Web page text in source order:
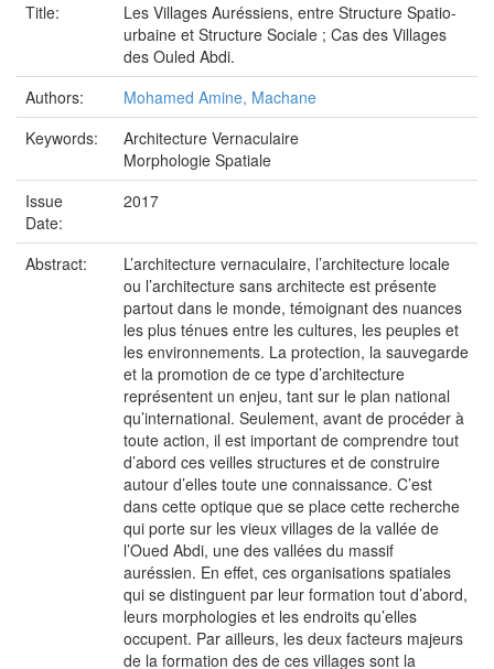
Title:
Les Villages Auréssiens, entre Structure Spatio-
urbaine et Structure Sociale ; Cas des Villages
des Ouled Abdi.
Authors:
Mohamed Amine, Machane
Keywords:
Architecture Vernaculaire
Morphologie Spatiale
Issue
Date:
2017
Abstract:
L’architecture vernaculaire, l’architecture locale
ou l’architecture sans architecte est présente
partout dans le monde, témoignant des nuances
les plus ténues entre les cultures, les peuples et
les environnements. La protection, la sauvegarde
et la promotion de ce type d’architecture
représentent un enjeu, tant sur le plan national
qu’international. Seulement, avant de procéder à
toute action, il est important de comprendre tout
d’abord ces veilles structures et de construire
autour d’elles toute une connaissance. C’est
dans cette optique que se place cette recherche
qui porte sur les vieux villages de la vallée de
l’Oued Abdi, une des vallées du massif
auréssien. En effet, ces organisations spatiales
qui se distinguent par leur formation tout d’abord,
leurs morphologies et les endroits qu’elles
occupent. Par ailleurs, les deux facteurs majeurs
de la formation des de ces villages sont la